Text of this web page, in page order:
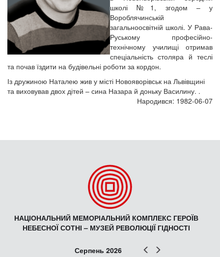
школі №1, згодом – у
Вороблячинській
загальноосвітній школі. У Рава-
Руському професійно-
технічному училищі отримав
спеціальність столяра й теслі
та почав їздити на будівельні роботи за кордон.
Із дружиною Наталею жив у місті Новояворівськ на Львівщині
та виховував двох дітей – сина Назара й доньку Василину. .
Народився: 1982-06-07
НАЦІОНАЛЬНИЙ МЕМОРІАЛЬНИЙ КОМПЛЕКС ГЕРОЇВ
НЕБЕСНОЇ СОТНІ – МУЗЕЙ РЕВОЛЮЦІЇ ГІДНОСТІ
Попер
Серпень 2026